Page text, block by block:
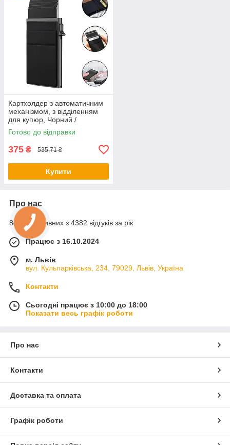
Картхолдер з автоматичним
механізмом, з відділенням
для купюр, Чорний /
Візитниця з RFID-захистом /
Компактний гаманець-
Готово до відправки
375 ₴ 535,71 ₴
Купити
Про нас
84% позитивних з 4382 відгуків за рік
Працює з 16.10.2024
м. Львів
вул. Кульпарківська, 234, 79029, Львів, Україна
Контакти
Сьогодні працює з 10:00 до 18:00
Показати весь графік роботи
Про нас
Контакти
Доставка та оплата
Графік роботи